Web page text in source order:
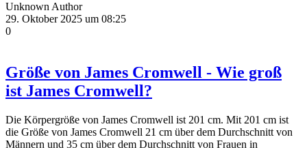
Unknown Author
29. Oktober 2025 um 08:25
0
Größe von James Cromwell - Wie groß
ist James Cromwell?
Die Körpergröße von James Cromwell ist 201 cm. Mit 201 cm ist
die Größe von James Cromwell 21 cm über dem Durchschnitt von
Männern und 35 cm über dem Durchschnitt von Frauen in